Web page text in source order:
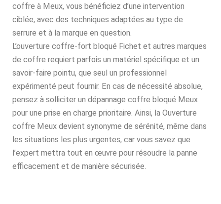
coffre à Meux, vous bénéficiez d’une intervention
ciblée, avec des techniques adaptées au type de
serrure et à la marque en question.
L’ouverture coffre-fort bloqué Fichet et autres marques
de coffre requiert parfois un matériel spécifique et un
savoir-faire pointu, que seul un professionnel
expérimenté peut fournir. En cas de nécessité absolue,
pensez à solliciter un dépannage coffre bloqué Meux
pour une prise en charge prioritaire. Ainsi, la Ouverture
coffre Meux devient synonyme de sérénité, même dans
les situations les plus urgentes, car vous savez que
l’expert mettra tout en œuvre pour résoudre la panne
efficacement et de manière sécurisée.